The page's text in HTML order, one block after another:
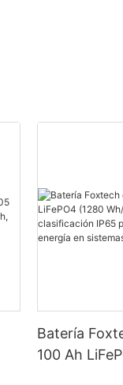
Batería
100 Ah